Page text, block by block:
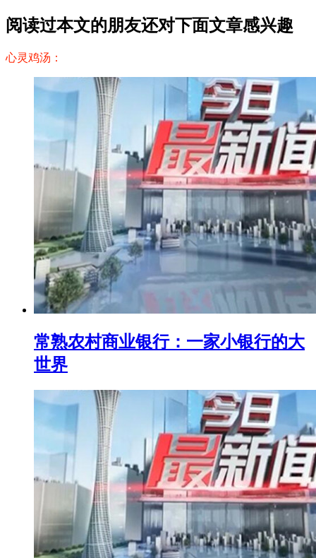
阅读过本文的朋友还对下面文章感兴趣
心灵鸡汤：
常熟农村商业银行：一家小银行的大
世界